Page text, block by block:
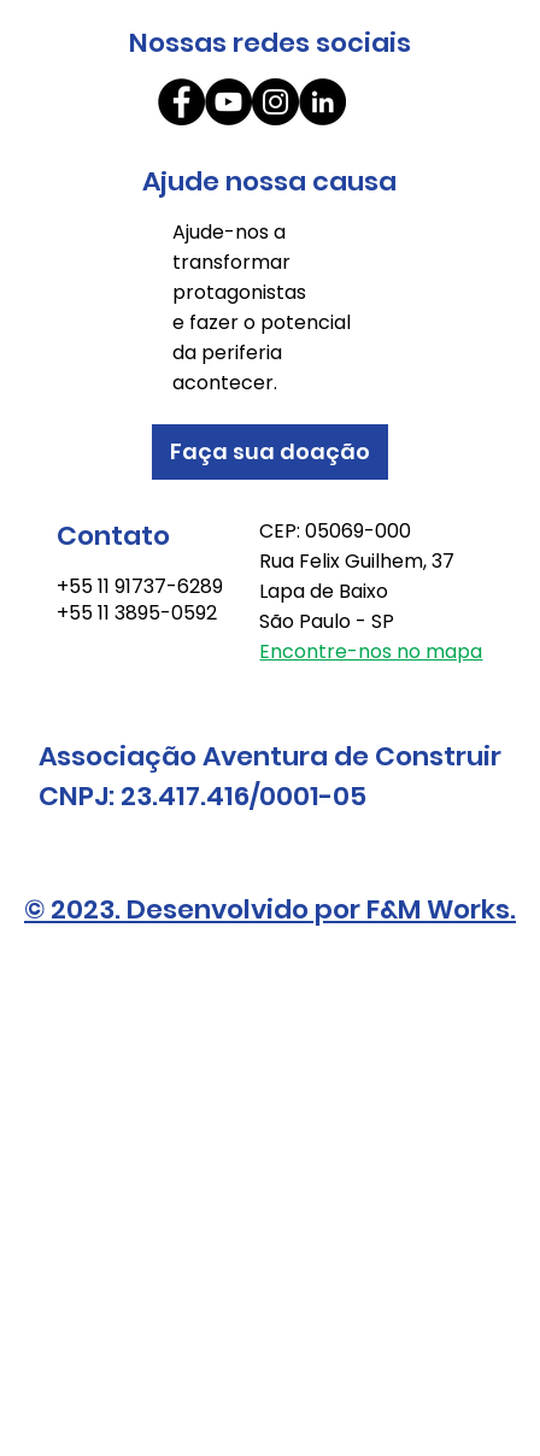
Nossas redes sociais
Ajude nossa causa
Ajude-nos a
transformar
protagonistas
e fazer o potencial
da periferia
acontecer.
Faça sua doação
Contato
+55 11 91737-6289
+55 11 3895-0592
CEP: 05069-000
Rua Felix Guilhem, 37
Lapa de Baixo
São Paulo - SP
Encontre-nos no mapa
© 2023. Desenvolvido por F&M Works.
Associação Aventura de Construir
CNPJ: 23.417.416/0001-05